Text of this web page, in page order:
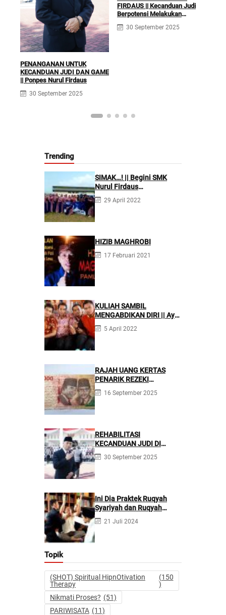
PENANGANAN UNTUK
KECANDUAN JUDI DAN GAME
|| Ponpes Nurul Firdaus
30 September 2025
FIRDAUS || Kecanduan Judi
Berpotensi Melakukan
30 September 2025
Trending
SIMAK…! || Begini SMK
Nurul Firdaus
Mengarahkan Siswanya
agar Menjadi Asisten
29 April 2022
HIZIB MAGHROBI
17 Februari 2021
KULIAH SAMBIL
MENGABDIKAN DIRI || Ayo
Mondok di Pesantren
Nurul Firdaus
5 April 2022
RAJAH UANG KERTAS
PENARIK REZEKI
BERLIMPAH
16 September 2025
REHABILITASI
KECANDUAN JUDI DI
PONPES NURUL FIRDAUS ||
Kecanduan Judi
30 September 2025
Ini Dia Praktek Ruqyah
Syariyah dan Ruqyah
Syetan Menurut Dr Gumilar
21 Juli 2024
Topik
(SHOT) Spiritual HipnOtivation
Therapy
(150
)
Nikmati Proses? (51)
PARIWISATA (11)